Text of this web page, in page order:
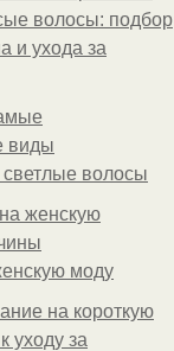
волосы: подбор
и ухода за
виды
волосы
женскую
моду
на короткую
уходу за